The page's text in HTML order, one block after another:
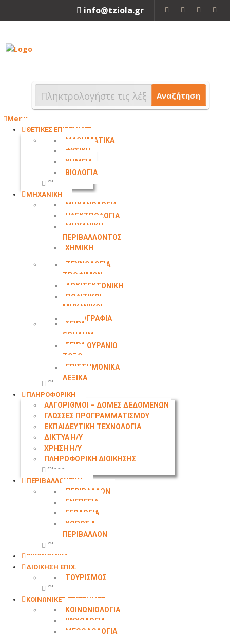
info@tziola.gr
Αναζήτηση
Menu
ΘΕΤΙΚΕΣ ΕΠΙΣΤΗΜΕΣ
ΜΑΘΗΜΑΤΙΚΑ
ΦΥΣΙΚΗ
ΧΗΜΕΙΑ
ΒΙΟΛΟΓΙΑ
Close
ΜΗΧΑΝΙΚΗ
ΜΗΧΑΝΟΛΟΓΙΑ
ΗΛΕΚΤΡΟΛΟΓΙΑ
ΜΗΧΑΝΙΚΗ
ΠΕΡΙΒΑΛΛΟΝΤΟΣ
ΧΗΜΙΚΗ
ΤΕΧΝΟΛΟΓΙΑ
ΤΡΟΦΙΜΩΝ
ΑΡΧΙΤΕΚΤΟΝΙΚΗ
ΠΟΛΙΤΙΚΟΙ
ΜΗΧΑΝΙΚΟΙ
ΤΟΠΟΓΡΑΦΙΑ
ΣΕΙΡΑ
SCHAUM
ΣΕΙΡΑ ΟΥΡΑΝΙΟ
ΤΟΞΟ
ΕΠΙΣΤΗΜΟΝΙΚΑ
ΛΕΞΙΚΑ
Close
ΠΛΗΡΟΦΟΡΙΚΗ
ΑΛΓΟΡΙΘΜΟΙ – ΔΟΜΕΣ ΔΕΔΟΜΕΝΩΝ
ΓΛΩΣΣΕΣ ΠΡΟΓΡΑΜΜΑΤΙΣΜΟΥ
ΕΚΠΑΙΔΕΥΤΙΚΗ ΤΕΧΝΟΛΟΓΙΑ
ΔΙΚΤΥΑ Η/Υ
ΧΡΗΣΗ Η/Υ
ΠΛΗΡΟΦΟΡΙΚΗ ΔΙΟΙΚΗΣΗΣ
Close
ΠΕΡΙΒΑΛΛΟΝΤΙΚΑ
ΠΕΡΙΒΑΛΛΟΝ
ΕΝΕΡΓΕΙΑ
ΓΕΩΛOΓΙΑ
ΧΩΡΟΣ &
ΠΕΡΙΒΑΛΛΟΝ
Close
ΟΙΚΟΝΟΜΙΚΑ
ΔΙΟΙΚΗΣΗ ΕΠΙΧ.
ΤΟΥΡΙΣΜΟΣ
Close
ΚΟΙΝΩΝΙΚΕΣ ΕΠΙΣΤΗΜΕΣ
ΚΟΙΝΩΝΙΟΛΟΓΙΑ
ΨΥΧΟΛΟΓΙΑ
ΜΕΘΟΔΟΛΟΓΙΑ